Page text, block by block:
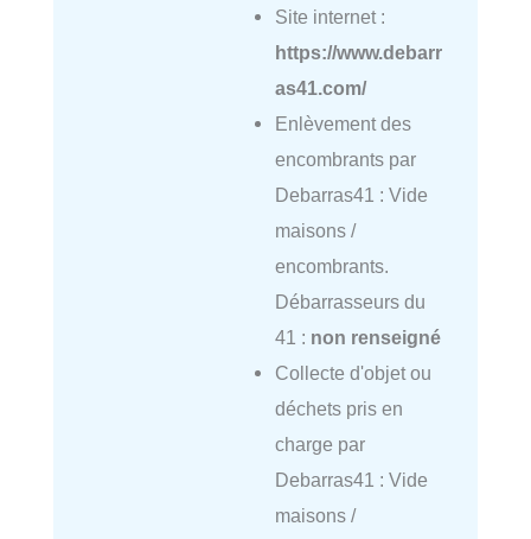
Site internet :
https://www.debarr
as41.com/
Enlèvement des
encombrants par
Debarras41 : Vide
maisons /
encombrants.
Débarrasseurs du
41 : non renseigné
Collecte d'objet ou
déchets pris en
charge par
Debarras41 : Vide
maisons /